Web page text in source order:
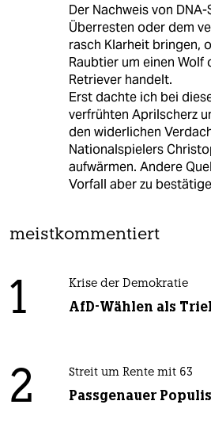
Der Nachweis von
Überresten oder dem
rasch Klarheit bringen,
Raubtier um einen Wolf
Retriever handelt.
Erst dachte ich bei
verfrühten Aprilscherz
den widerlichen
Nationalspielers
aufwärmen. Andere
Vorfall aber zu
meistkommentiert
1 Krise der Demokratie
AfD-Wählen als
2 Streit um Rente mit 63
Passgenauer